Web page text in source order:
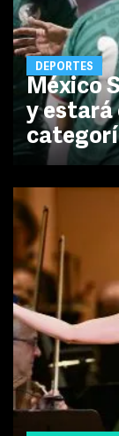
DEPORTES
México
y estará